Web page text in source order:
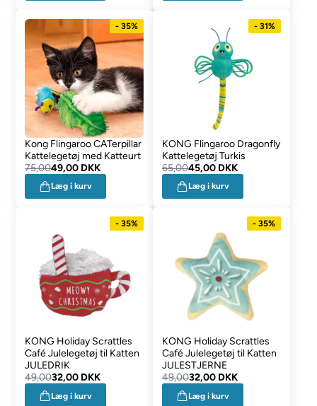
- 35%
Kong Flingaroo CATerpillar
Kattelegetøj med Katteurt
75,0049,00 DKK
Læg i kurv
- 31%
KONG Flingaroo Dragonfly
Kattelegetøj Turkis
65,0045,00 DKK
Læg i kurv
- 35%
KONG Holiday Scrattles
Café Julelegetøj til Katten
JULEDRIK
49,0032,00 DKK
Læg i kurv
- 35%
KONG Holiday Scrattles
Café Julelegetøj til Katten
JULESTJERNE
49,0032,00 DKK
Læg i kurv